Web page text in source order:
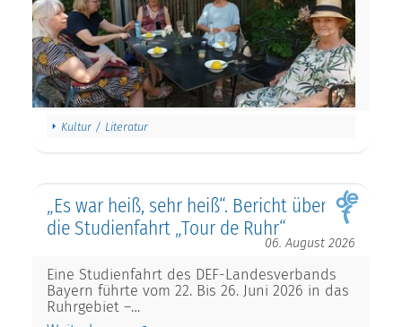
Kultur / Literatur
„Es war heiß, sehr heiß“. Bericht über
die Studienfahrt „Tour de Ruhr“
06. August 2026
Eine Studienfahrt des DEF-Landesverbands
Bayern führte vom 22. Bis 26. Juni 2026 in das
Ruhrgebiet –…